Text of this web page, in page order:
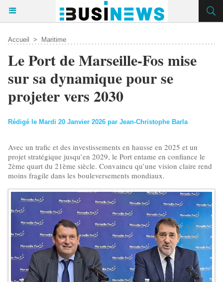
Accueil > Maritime
Le Port de Marseille-Fos mise
sur sa dynamique pour se
projeter vers 2030
Rédigé le Mardi 20 Janvier 2026 par Jean-Christophe Barla
Avec un trafic et des investissements en hausse en 2025 et un
projet stratégique jusqu’en 2029, le Port entame en confiance le
2ème quart du 21ème siècle. Convaincu qu’une vision claire rend
moins fragile dans les bouleversements mondiaux.